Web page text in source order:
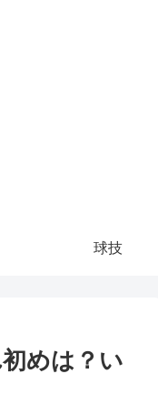
球技
めは？い